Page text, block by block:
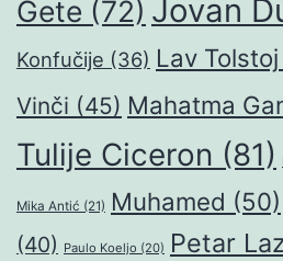
Gete (72) Jovan
Konfučije (36) Lav Tolstoj
Vinči (45) Mahatma
Tulije Ciceron (81)
Mika Antić (21) Muhamed (50)
(40) Paulo Koeljo (20) Petar